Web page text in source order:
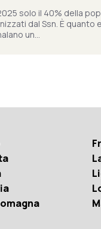
solo il 40% della
dal Ssn. È quanto
un...